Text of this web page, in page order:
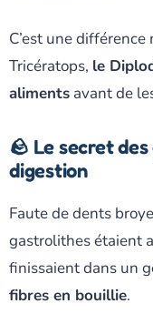
C’est une
Tricératops, le
aliments avant de
🪨 Le secret
digestion
Faute de dents
gastrolithes étaient
finissaient dans un
fibres en bouillie.